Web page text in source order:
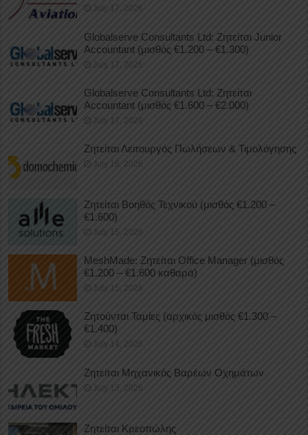
July 17, 2026
Globalserve Consultants Ltd: Ζητείται Junior
Accountant (μισθός €1.200 – €1.300)
July 17, 2026
Globalserve Consultants Ltd: Ζητείται
Accountant (μισθός €1.600 – €2.000)
July 17, 2026
Ζητείται Λειτουργός Πωλήσεων & Τιμολόγησης
July 16, 2026
Ζητείται Βοηθός Τεχνικού (μισθός €1.200 –
€1.600)
July 15, 2026
MeshMade: Ζητείται Office Manager (μισθός
€1.200 – €1.600 καθαρά)
July 15, 2026
Ζητούνται Ταμίες (αρχικός μισθός €1.300 –
€1.400)
July 14, 2026
Ζητείται Μηχανικός Βαρέων Οχημάτων
July 13, 2026
Ζητείται Κρεοπώλης